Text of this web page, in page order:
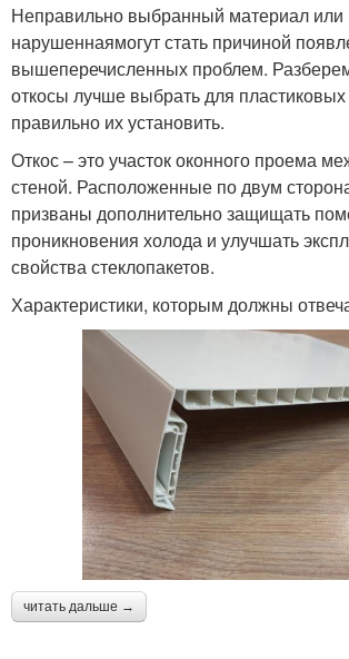
Неправильно выбранный материал или
нарушеннаямогут стать причиной
вышеперечисленных проблем.
откосы лучше выбрать для пластиковых
правильно их установить.
Откос – это участок оконного проема
стеной. Расположенные по двум
призваны дополнительно защищать
проникновения холода и улучшать
свойства стеклопакетов.
Характеристики, которым должны
читать дальше →